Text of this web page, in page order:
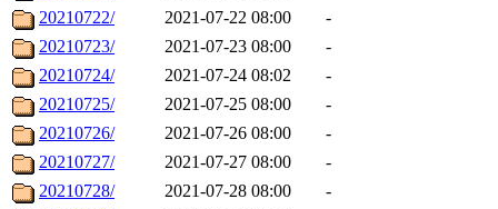
20210722/
2021-07-22 08:00
-
20210723/
2021-07-23 08:00
-
20210724/
2021-07-24 08:02
-
20210725/
2021-07-25 08:00
-
20210726/
2021-07-26 08:00
-
20210727/
2021-07-27 08:00
-
20210728/
2021-07-28 08:00
-